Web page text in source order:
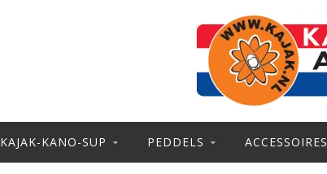
KAJAK-KANO-SUP PEDDELS ACCESSOIRES